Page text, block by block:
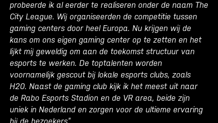
probeerde ik al eerder te realiseren onder de naam The
City League. Wij organiseerden de competitie tussen
gaming centers door heel Europa. Nu krijgen wij de
kans om ons eigen gaming center op te zetten en het
lijkt mij geweldig om aan de toekomst structuur van
esports te werken. De toptalenten worden
voornamelijk gescout bij lokale esports clubs, zoals
H20. Naast de gaming club kijk ik het meest uit naar
de Rabo Esports Stadion en de VR area, beide zijn
uniek in Nederland en zorgen voor de ultieme ervaring